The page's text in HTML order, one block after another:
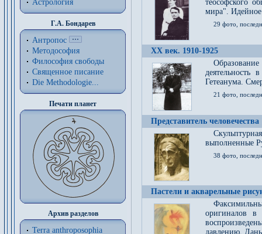
Астрология
Г.А. Бондарев
Антропос
Методософия
Философия cвободы
Священное писание
Die Methodologie...
Печати планет
Архив разделов
Terra anthroposophia
теософского
мира". Идейное
29 фото,
XX век. 1910-1925
Образование
деятельность
Гетеанума.
21 фото,
Представитель человечества
выполненные
38 фото,
Пастели и акварельные
оригиналов
давлению.